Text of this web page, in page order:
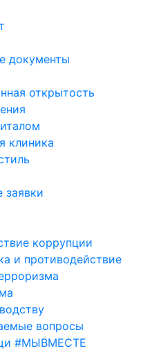
документы
открытость
клиника
заявки
коррупции
и противодействие
вопросы
#МЫВМЕСТЕ